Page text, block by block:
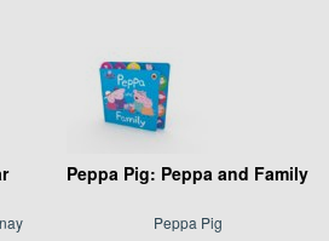
Peppa Pig: Peppa and Family
Peppa Pig